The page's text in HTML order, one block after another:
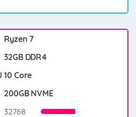
Ryzen 7
32GB DDR4
10 Core
200GB NVME
32768